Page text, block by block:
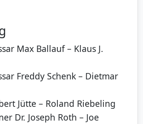
Max Ballauf – Klaus J.
Freddy Schenk – Dietmar
Jütte – Roland Riebeling
Dr. Joseph Roth – Joe